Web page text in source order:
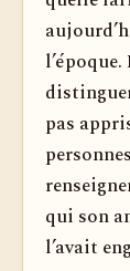
pas
qui son
l’avait